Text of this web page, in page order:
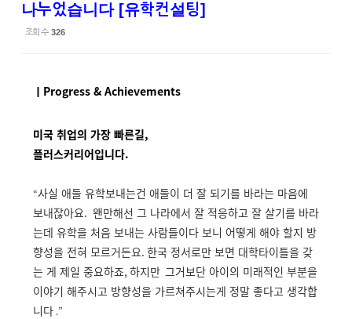
나누었습니다 [유학컨설팅]
조회 수 326
ㅣProgress & Achievements
미국 취업의 가장 빠른길,
플러스커리어입니다.
“사실 애들 유학보내는건 애들이 더 잘 되기를 바라는 마음에
보내잖아요. 왠만해선 그 나라에서 잘 적응하고 잘 살기를 바라
는데 유학을 처음 보내는 사람들이다 보니 어떻게 해야 할지 방
향성을 전혀 모르거든요. 한국 정서로만 보면 대학타이틀을 갖
는 게 제일 중요하죠, 하지만 그거보단 아이의 미래적인 부분을
이야기 해주시고 방향성을 가르쳐주시는게 정말 좋다고 생각합
니다 .”